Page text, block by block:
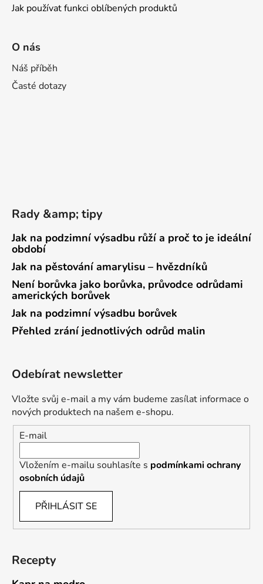
Jak používat funkci oblíbených produktů
O nás
Náš příběh
Časté dotazy
Rady &amp; tipy
Jak na podzimní výsadbu růží a proč to je ideální
období
Jak na pěstování amarylisu – hvězdníků
Není borůvka jako borůvka, průvodce odrůdami
amerických borůvek
Jak na podzimní výsadbu borůvek
Přehled zrání jednotlivých odrůd malin
Odebírat newsletter
Vložte svůj e-mail a my vám budeme zasílat informace o
nových produktech na našem e-shopu.
E-mail
Vložením e-mailu souhlasíte s podmínkami ochrany
osobních údajů
PŘIHLÁSIT SE
Recepty